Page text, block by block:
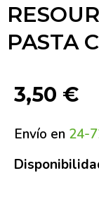
PASTA
3,50 €
Envío en 24-